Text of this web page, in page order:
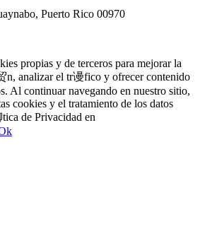
Puerto Rico 00970
propias y de terceros para mejorar la
n, analizar el tr谩fico y ofrecer contenido
Al continuar navegando en nuestro sitio,
cookies y el tratamiento de los datos
de Privacidad en